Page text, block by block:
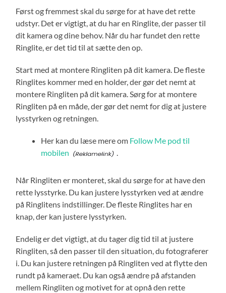
Først og fremmest skal du sørge for at have det rette
udstyr. Det er vigtigt, at du har en Ringlite, der passer til
dit kamera og dine behov. Når du har fundet den rette
Ringlite, er det tid til at sætte den op.
Start med at montere Ringliten på dit kamera. De fleste
Ringlites kommer med en holder, der gør det nemt at
montere Ringliten på dit kamera. Sørg for at montere
Ringliten på en måde, der gør det nemt for dig at justere
lysstyrken og retningen.
Her kan du læse mere om Follow Me pod til
mobilen
.
Når Ringliten er monteret, skal du sørge for at have den
rette lysstyrke. Du kan justere lysstyrken ved at ændre
på Ringlitens indstillinger. De fleste Ringlites har en
knap, der kan justere lysstyrken.
Endelig er det vigtigt, at du tager dig tid til at justere
Ringliten, så den passer til den situation, du fotograferer
i. Du kan justere retningen på Ringliten ved at flytte den
rundt på kameraet. Du kan også ændre på afstanden
mellem Ringliten og motivet for at opnå den rette